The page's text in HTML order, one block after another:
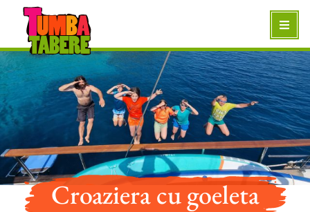
Croaziera cu goeleta